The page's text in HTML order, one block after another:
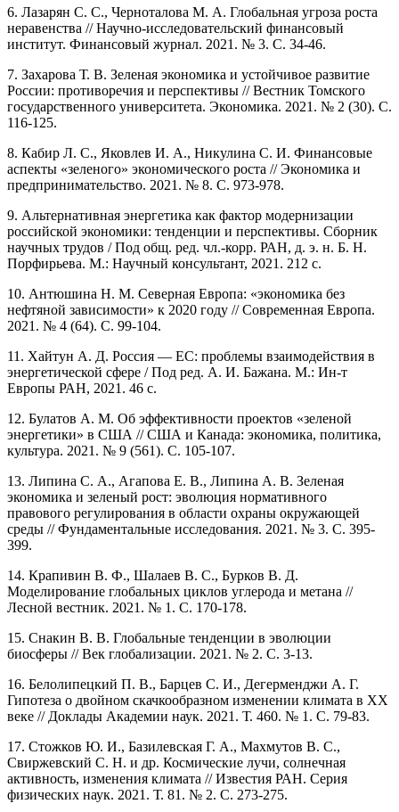
6. Лазарян С. С., Черноталова М. А. Глобальная угроза роста
неравенства // Научно-исследовательский финансовый
институт. Финансовый журнал. 2021. № 3. С. 34-46.
7. Захарова Т. В. Зеленая экономика и устойчивое развитие
России: противоречия и перспективы // Вестник Томского
государственного университета. Экономика. 2021. № 2 (30). С.
116-125.
8. Кабир Л. С., Яковлев И. А., Никулина С. И. Финансовые
аспекты «зеленого» экономического роста // Экономика и
предпринимательство. 2021. № 8. С. 973-978.
9. Альтернативная энергетика как фактор модернизации
российской экономики: тенденции и перспективы. Сборник
научных трудов / Под общ. ред. чл.-корр. РАН, д. э. н. Б. Н.
Порфирьева. М.: Научный консультант, 2021. 212 с.
10. Антюшина Н. М. Северная Европа: «экономика без
нефтяной зависимости» к 2020 году // Современная Европа.
2021. № 4 (64). С. 99-104.
11. Хайтун А. Д. Россия — ЕС: проблемы взаимодействия в
энергетической сфере / Под ред. А. И. Бажана. М.: Ин-т
Европы РАН, 2021. 46 с.
12. Булатов А. М. Об эффективности проектов «зеленой
энергетики» в США // США и Канада: экономика, политика,
культура. 2021. № 9 (561). С. 105-107.
13. Липина С. А., Агапова Е. В., Липина А. В. Зеленая
экономика и зеленый рост: эволюция нормативного
правового регулирования в области охраны окружающей
среды // Фундаментальные исследования. 2021. № 3. С. 395-
399.
14. Крапивин В. Ф., Шалаев В. С., Бурков В. Д.
Моделирование глобальных циклов углерода и метана //
Лесной вестник. 2021. № 1. С. 170-178.
15. Снакин В. В. Глобальные тенденции в эволюции
биосферы // Век глобализации. 2021. № 2. С. 3-13.
16. Белолипецкий П. В., Барцев С. И., Дегерменджи А. Г.
Гипотеза о двойном скачкообразном изменении климата в ХХ
веке // Доклады Академии наук. 2021. Т. 460. № 1. С. 79-83.
17. Стожков Ю. И., Базилевская Г. А., Махмутов В. С.,
Свиржевский С. Н. и др. Космические лучи, солнечная
активность, изменения климата // Известия РАН. Серия
физических наук. 2021. Т. 81. № 2. С. 273-275.